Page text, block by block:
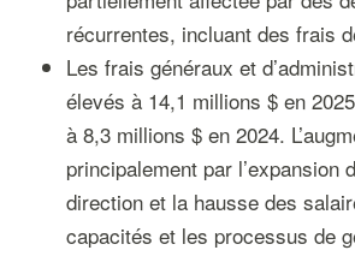
récurrentes, incluant des frais
Les frais généraux et
élevés à 14,1 millions $ en
à 8,3 millions $ en 2024.
principalement par l’expansion
direction et la hausse des
capacités et les processus de